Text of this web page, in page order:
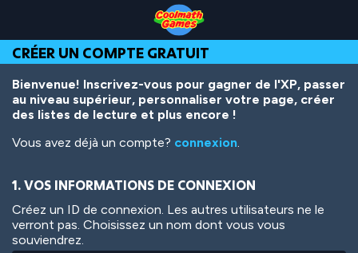
Top
of
Page
Navigation
Main
Content
Footer
contenu
principal
CRÉER UN COMPTE GRATUIT
Bienvenue! Inscrivez-vous pour gagner de l'XP, passer
au niveau supérieur, personnaliser votre page, créer
des listes de lecture et plus encore !
Vous avez déjà un compte? connexion.
1. VOS INFORMATIONS DE CONNEXION
Créez un ID de connexion. Les autres utilisateurs ne le
verront pas. Choisissez un nom dont vous vous
souviendrez.